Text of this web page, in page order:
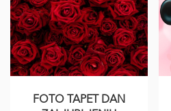
FOTO TAPET DAN